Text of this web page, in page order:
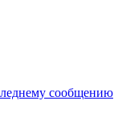
сообщению